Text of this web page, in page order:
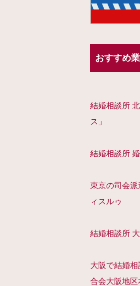
おすすめ
結婚相談所
ス」
結婚相談所
東京の司会
ィスルゥ
結婚相談所
大阪で結婚
合会大阪地区